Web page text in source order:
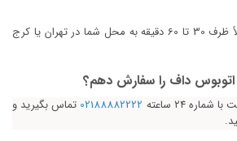
در مجموعه ما، باتری معمولاً ظرف 30 تا 60 دقیقه به محل شما در تهران یا کرج
اتوبوس داف را سفارش دهم؟
شماره ۲۴ ساعته 02188882222 تماس بگیرید و